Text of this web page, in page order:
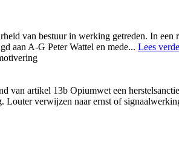
van bestuur in werking getreden. In
aan A-G Peter Wattel en mede... Lees
artikel 13b Opiumwet een
verwijzen naar ernst of